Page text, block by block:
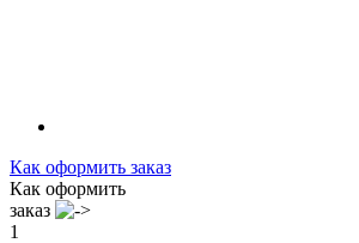
Как оформить заказ
Как оформить
заказ
1